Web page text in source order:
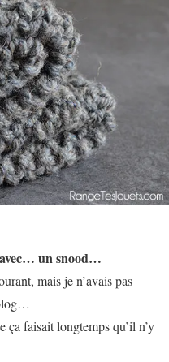
avec… un snood…
mais je n’avais pas
faisait longtemps qu’il n’y